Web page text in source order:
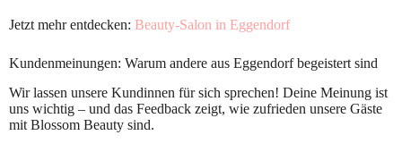
Jetzt mehr entdecken: Beauty-Salon in Eggendorf
Kundenmeinungen: Warum andere aus Eggendorf begeistert sind
Wir lassen unsere Kundinnen für sich sprechen! Deine Meinung ist
uns wichtig – und das Feedback zeigt, wie zufrieden unsere Gäste
mit Blossom Beauty sind.